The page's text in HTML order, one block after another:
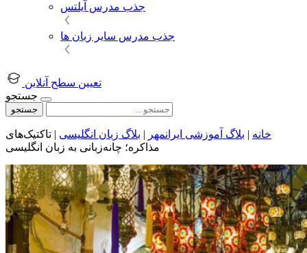
جذب مدرس آیلتس
جذب مدرس سایر زبان ها
تعیین سطح آنلاین
جستجو
جستجو
خانه | بلاگ آموزشی ایرانمهر | بلاگ زبان انگلیسی | تاکتیک‌های
مذاکره؛ چانه‌زبانی به زبان انگلیسی